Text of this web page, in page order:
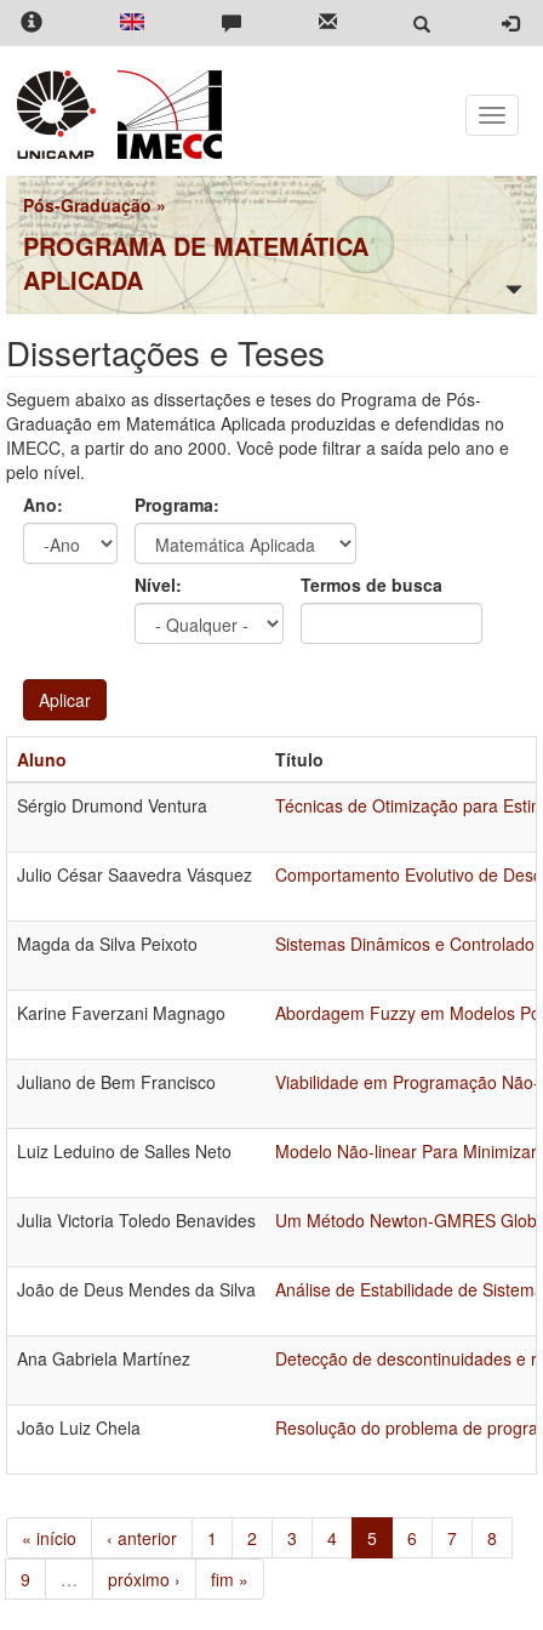
Pular
para
conteúdo
principal
Toggle
Pós-Graduação»
PROGRAMA DE MATEMÁTICA
APLICADA
Dissertações e Teses
Seguem abaixo as dissertações e teses do Programa de Pós-
Graduação em Matemática Aplicada produzidas e defendidas no
IMECC, a partir do ano 2000. Você pode filtrar a saída pelo ano e
pelo nível.
Ano:
Programa:
Nível: Termos de busca
Aplicar
Aluno
Título
Sérgio Drumond Ventura
Técnicas de Otimização para
Julio César Saavedra Vásquez Comportamento Evolutivo de
Magda da Silva Peixoto Sistemas Dinâmicos e
Karine Faverzani Magnago Abordagem Fuzzy em Modelos
Juliano de Bem Francisco Viabilidade em Programação
Luiz Leduino de Salles Neto Modelo Não-linear Para
Julia Victoria Toledo Benavides Um Método Newton-GMRES
João de Deus Mendes da Silva Análise de Estabilidade de
Ana Gabriela Martínez Detecção de descontinuidades e
João Luiz Chela Resolução do problema de
« início ‹ anterior 1 2 3 4 5 6 7
8
9
… próximo › fim »